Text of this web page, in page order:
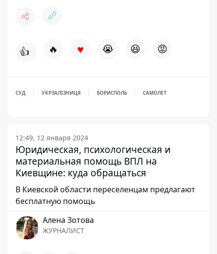
👍 🔥 ♥ 😭 😆 😡
СУД УКРЗАЛІЗНИЦЯ БОРИСПОЛЬ САМОЛЕТ
12:49, 12 января 2024
Юридическая, психологическая и
материальная помощь ВПЛ на
Киевщине: куда обращаться
В Киевской области переселенцам предлагают
бесплатную помощь
Алена Зотова
ЖУРНАЛИСТ